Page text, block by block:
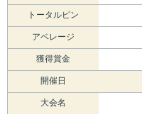
トータルピン
アベレージ
獲得賞金
開催日
大会名